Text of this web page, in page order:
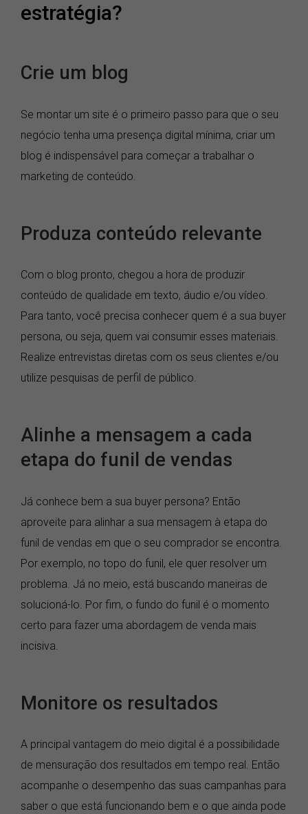
estratégia?
Crie um blog
Se montar um site é o primeiro passo para que o seu
negócio tenha uma presença digital mínima, criar um
blog é indispensável para começar a trabalhar o
marketing de conteúdo.
Produza conteúdo relevante
Com o blog pronto, chegou a hora de produzir
conteúdo de qualidade em texto, áudio e/ou vídeo.
Para tanto, você precisa conhecer quem é a sua buyer
persona, ou seja, quem vai consumir esses materiais.
Realize entrevistas diretas com os seus clientes e/ou
utilize pesquisas de perfil de público.
Alinhe a mensagem a cada
etapa do funil de vendas
Já conhece bem a sua buyer persona? Então
aproveite para alinhar a sua mensagem à etapa do
funil de vendas em que o seu comprador se encontra.
Por exemplo, no topo do funil, ele quer resolver um
problema. Já no meio, está buscando maneiras de
solucioná-lo. Por fim, o fundo do funil é o momento
certo para fazer uma abordagem de venda mais
incisiva.
Monitore os resultados
A principal vantagem do meio digital é a possibilidade
de mensuração dos resultados em tempo real. Então
acompanhe o desempenho das suas campanhas para
saber o que está funcionando bem e o que ainda pode